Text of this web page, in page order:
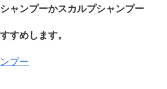
ャンプーかスカルプシャンプー
すめします。
プー